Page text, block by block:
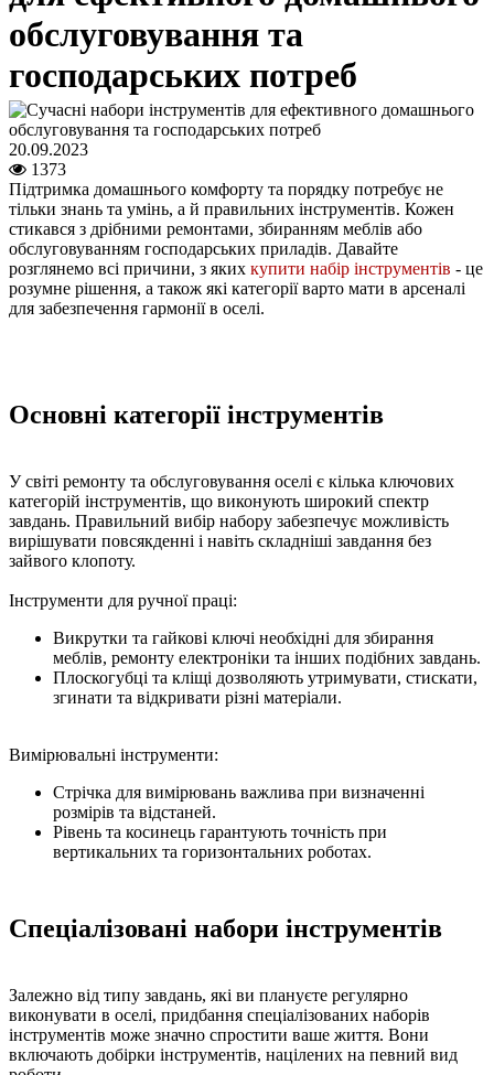
обслуговування та
господарських потреб
20.09.2023
1373
Підтримка домашнього комфорту та порядку потребує не
тільки знань та умінь, а й правильних інструментів. Кожен
стикався з дрібними ремонтами, збиранням меблів або
обслуговуванням господарських приладів. Давайте
розглянемо всі причини, з яких купити набір інструментів - це
розумне рішення, а також які категорії варто мати в арсеналі
для забезпечення гармонії в оселі.
Основні категорії інструментів
У світі ремонту та обслуговування оселі є кілька ключових
категорій інструментів, що виконують широкий спектр
завдань. Правильний вибір набору забезпечує можливість
вирішувати повсякденні і навіть складніші завдання без
зайвого клопоту.
Інструменти для ручної праці:
Викрутки та гайкові ключі необхідні для збирання
меблів, ремонту електроніки та інших подібних завдань.
Плоскогубці та кліщі дозволяють утримувати, стискати,
згинати та відкривати різні матеріали.
Вимірювальні інструменти:
Стрічка для вимірювань важлива при визначенні
розмірів та відстаней.
Рівень та косинець гарантують точність при
вертикальних та горизонтальних роботах.
Спеціалізовані набори інструментів
Залежно від типу завдань, які ви плануєте регулярно
виконувати в оселі, придбання спеціалізованих наборів
інструментів може значно спростити ваше життя. Вони
включають добірки інструментів, націлених на певний вид